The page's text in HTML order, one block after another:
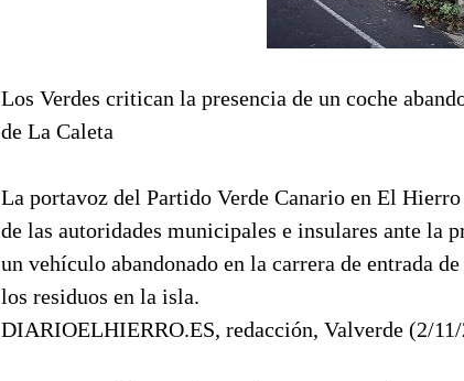
Los Verdes critican la presencia de un coche
de La Caleta
La portavoz del Partido Verde Canario en El
de las autoridades municipales e insulares ante la
un vehículo abandonado en la carrera de entrada
los residuos en la isla.
DIARIOELHIERRO.ES, redacción, Valverde (2/